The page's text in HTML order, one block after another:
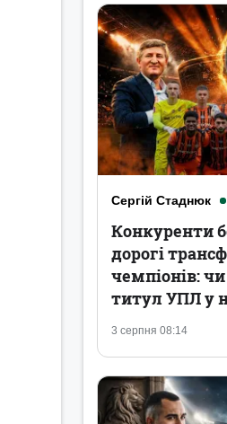
Сергій Стаднюк
3 серпня 08:14
Конкуренти
дорогі
чемпіонів:
титул УПЛ у